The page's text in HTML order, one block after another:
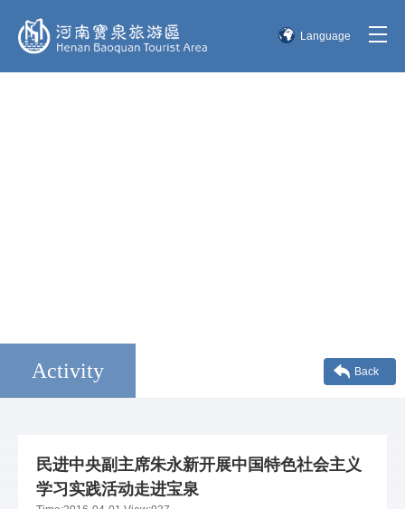
Language
Activity Back
民进中央副主席朱永新开展中国特色社会主义
学习实践活动走进宝泉